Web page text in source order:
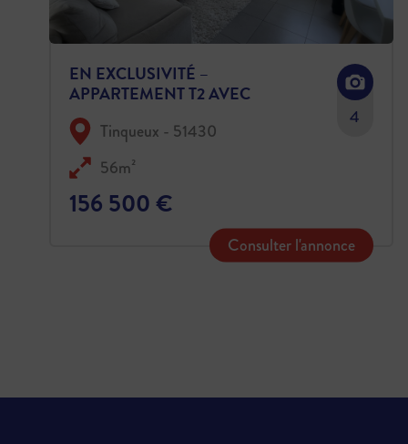
EN EXCLUSIVITÉ –
APPARTEMENT T2 AVEC
TERRASSE LOUÉ – TINQUEUX
Tinqueux - 51430
56m²
156 500 €
4
Consulter l'annonce